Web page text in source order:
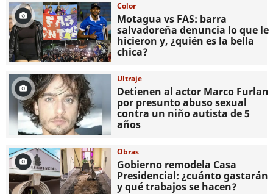
Color
Motagua vs FAS: barra
salvadoreña denuncia lo que le
hicieron y, ¿quién es la bella
chica?
Ultraje
Detienen al actor Marco Furlan
por presunto abuso sexual
contra un niño autista de 5
años
Obras
Gobierno remodela Casa
Presidencial: ¿cuánto gastarán
y qué trabajos se hacen?